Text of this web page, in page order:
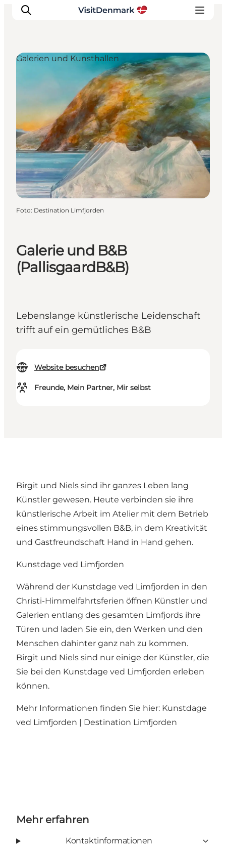
Inspiration
Regionen
Erlebnisse
Unterkünfte
Reiseplanung
Galerie und B&B
(PallisgaardB&B)
Lebenslange künstlerische Leidenschaft
trifft auf ein gemütliches B&B
Website besuchen
Freunde, Mein Partner, Mir selbst
Galerien und Kunsthallen
Foto: Destination Limfjorden
Birgit und Niels sind ihr ganzes Leben lang
Künstler gewesen. Heute verbinden sie ihre
künstlerische Arbeit im Atelier mit dem Betrieb
eines stimmungsvollen B&B, in dem Kreativität
und Gastfreundschaft Hand in Hand gehen.
Kunstdage ved Limfjorden
Während der Kunstdage ved Limfjorden in den
Christi-Himmelfahrtsferien öffnen Künstler und
Galerien entlang des gesamten Limfjords ihre
Türen und laden Sie ein, den Werken und den
Menschen dahinter ganz nah zu kommen.
Birgit und Niels sind nur einige der Künstler, die
Sie bei den Kunstdage ved Limfjorden erleben
können.
Mehr Informationen finden Sie hier: Kunstdage
ved Limfjorden | Destination Limfjorden
Mehr erfahren
Kontaktinformationen